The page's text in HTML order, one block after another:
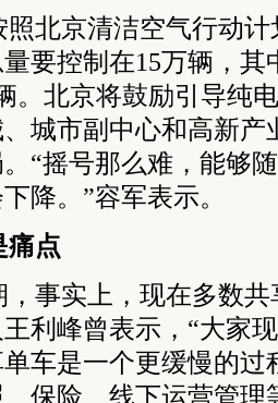
北京清洁空气行动计
要控制在15万辆，其
。北京将鼓励引导纯
城市副中心和高新产
“摇号那么难，能够
降。”容军表示。
痛点
，事实上，现在多数
利峰曾表示，“大家
车是一个更缓慢的过
保险、线下运营管理